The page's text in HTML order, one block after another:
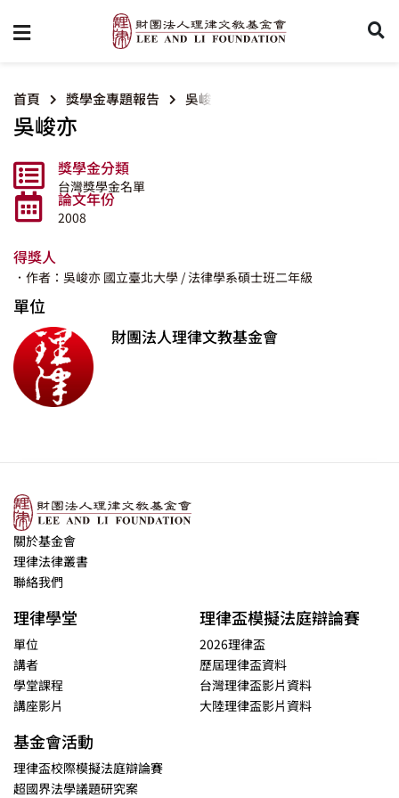
首頁 獎學金專題報告 吳峻亦
吳峻亦
獎學金分類
台灣獎學金名單
論文年份
2008
得獎人
．作者：吳峻亦 國立臺北大學 / 法律學系碩士班二年級
單位
財團法人理律文教基金會
關於基金會
理律法律叢書
聯絡我們
理律學堂
單位
講者
學堂課程
講座影片
理律盃模擬法庭辯論賽
2026理律盃
歷屆理律盃資料
台灣理律盃影片資料
大陸理律盃影片資料
基金會活動
理律盃校際模擬法庭辯論賽
超國界法學議題研究案